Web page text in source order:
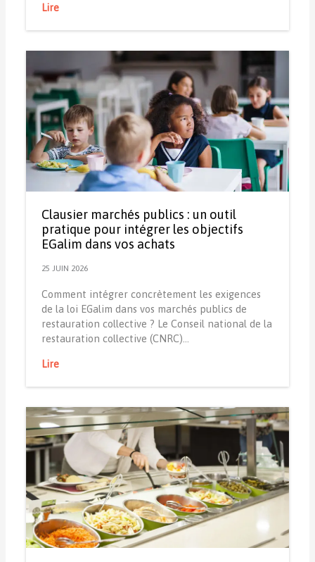
Lire
Clausier marchés publics : un outil
pratique pour intégrer les objectifs
EGalim dans vos achats
25 JUIN 2026
Comment intégrer concrètement les exigences
de la loi EGalim dans vos marchés publics de
restauration collective ? Le Conseil national de la
restauration collective (CNRC)…
Lire